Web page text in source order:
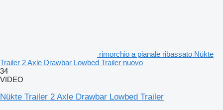
rimorchio a pianale ribassato Nükte
Trailer 2 Axle Drawbar Lowbed Trailer nuovo
34
VIDEO
Nükte Trailer 2 Axle Drawbar Lowbed Trailer